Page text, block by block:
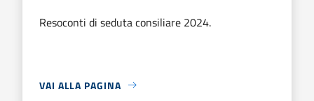
Resoconti di seduta consiliare 2024.
VAI ALLA PAGINA